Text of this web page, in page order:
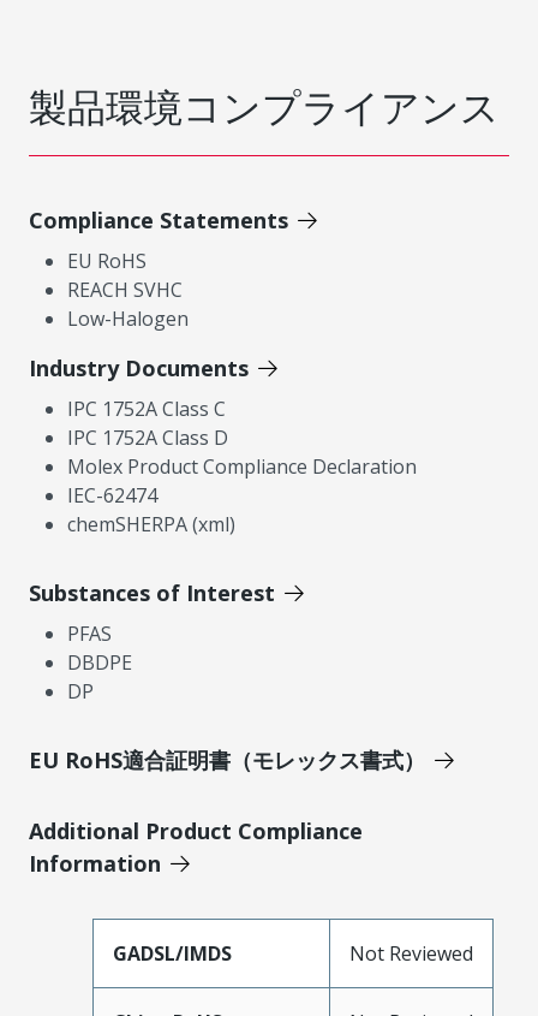
製品環境コンプライアンス
Compliance Statements
EU RoHS
REACH SVHC
Low-Halogen
Industry Documents
IPC 1752A Class C
IPC 1752A Class D
Molex Product Compliance Declaration
IEC-62474
chemSHERPA (xml)
Substances of Interest
PFAS
DBDPE
DP
EU RoHS適合証明書（モレックス書式）
Additional Product Compliance
Information
GADSL/IMDS Not Reviewed